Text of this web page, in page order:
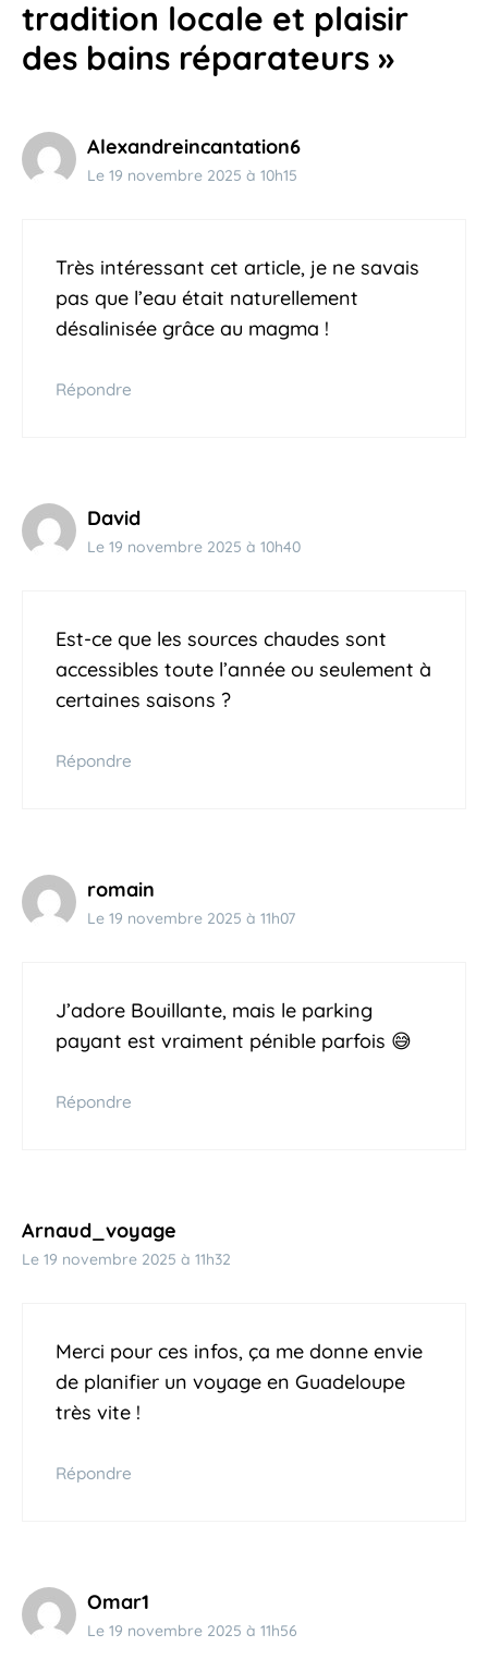
tradition locale et plaisir
des bains réparateurs »
Alexandreincantation6
Le 19 novembre 2025 à 10h15
Très intéressant cet article, je ne savais
pas que l’eau était naturellement
désalinisée grâce au magma !
Répondre
David
Le 19 novembre 2025 à 10h40
Est-ce que les sources chaudes sont
accessibles toute l’année ou seulement à
certaines saisons ?
Répondre
romain
Le 19 novembre 2025 à 11h07
J’adore Bouillante, mais le parking
payant est vraiment pénible parfois 😅
Répondre
Arnaud_voyage
Le 19 novembre 2025 à 11h32
Merci pour ces infos, ça me donne envie
de planifier un voyage en Guadeloupe
très vite !
Répondre
Omar1
Le 19 novembre 2025 à 11h56